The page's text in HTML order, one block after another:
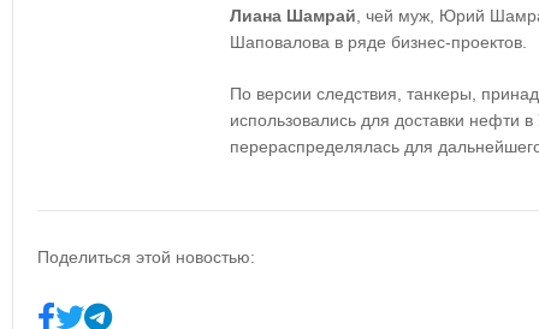
Лиана Шамрай , чей муж, Юрий
Шаповалова в ряде бизнес-проектов.
По версии следствия, танкеры,
использовались для доставки нефти в
перераспределялась для
Поделиться этой новостью: